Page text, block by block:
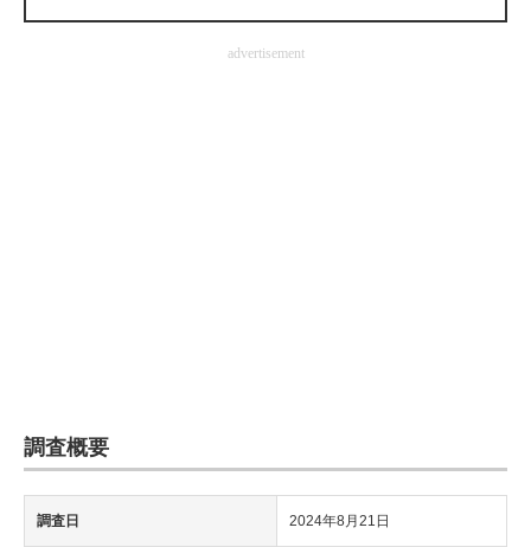
モノづくり技術者専門サイトadvertisement
調査概要
調査日 2024年8月21日